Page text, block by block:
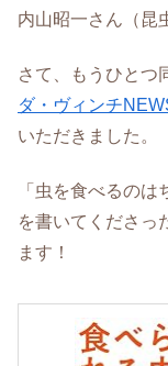
内山昭一さん（昆
さて、もうひとつ
ダ・ヴィンチ
いただきました。
「虫を食べるの
を書いてくださっ
ます！